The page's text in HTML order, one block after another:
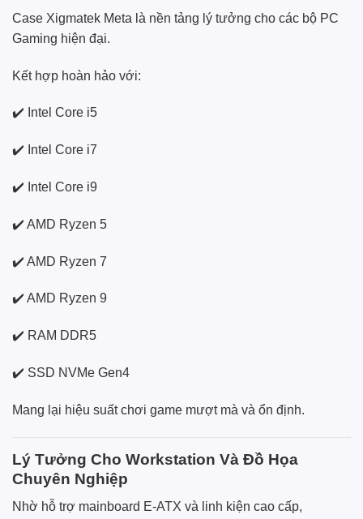
Case Xigmatek Meta là nền tảng lý tưởng cho các bộ PC
Gaming hiện đại.
Kết hợp hoàn hảo với:
✔️ Intel Core i5
✔️ Intel Core i7
✔️ Intel Core i9
✔️ AMD Ryzen 5
✔️ AMD Ryzen 7
✔️ AMD Ryzen 9
✔️ RAM DDR5
✔️ SSD NVMe Gen4
Mang lại hiệu suất chơi game mượt mà và ổn định.
Lý Tưởng Cho Workstation Và Đồ Họa
Chuyên Nghiệp
Nhờ hỗ trợ mainboard E-ATX và linh kiện cao cấp,